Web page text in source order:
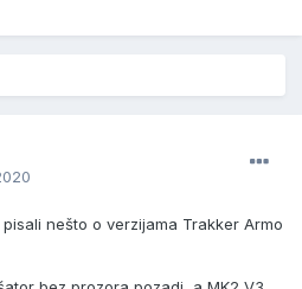
nešto o verzijama Trakker Armo